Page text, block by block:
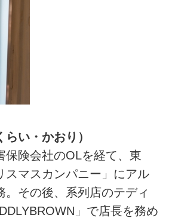
い・かおり）
保険会社のOLを経て、東
スマスカンパニー」にアル
。その後、系列店のテディ
」で店長を務め